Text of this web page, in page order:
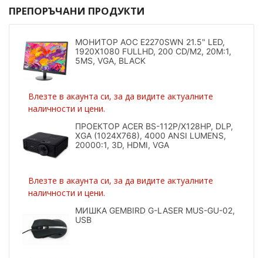
ПРЕПОРЪЧАНИ ПРОДУКТИ
МОНИТОР AOC E2270SWN 21.5" LED,
1920X1080 FULLHD, 200 CD/M2, 20M:1,
5MS, VGA, BLACK
Влезте в акаунта си, за да видите актуалните
наличности и цени.
ПРОЕКТОР ACER BS-112P/X128HP, DLP,
XGA (1024X768), 4000 ANSI LUMENS,
20000:1, 3D, HDMI, VGA
Влезте в акаунта си, за да видите актуалните
наличности и цени.
МИШКА GEMBIRD G-LASER MUS-GU-02,
USB